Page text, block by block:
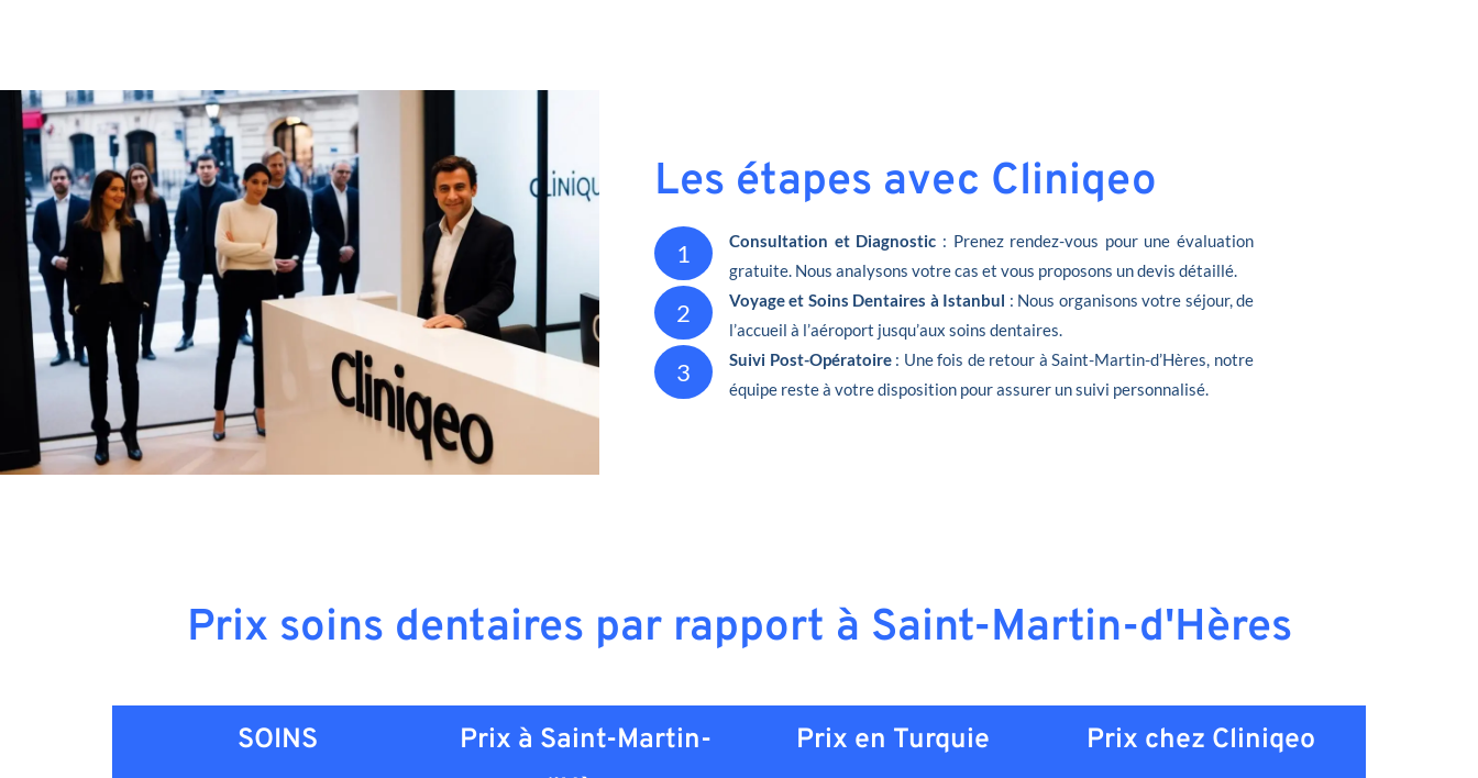
Les étapes avec Cliniqeo
1 Consultation et Diagnostic : Prenez rendez-vous pour une évaluation
gratuite. Nous analysons votre cas et vous proposons un devis détaillé.
2 Voyage et Soins Dentaires à Istanbul : Nous organisons votre séjour, de
l’accueil à l’aéroport jusqu’aux soins dentaires.
3 Suivi Post-Opératoire : Une fois de retour à Saint-Martin-d’Hères, notre
équipe reste à votre disposition pour assurer un suivi personnalisé.
Prix soins dentaires par rapport à Saint-Martin-d'Hères
SOINS
Prix à Saint-Martin-
Prix en Turquie Prix chez Cliniqeo